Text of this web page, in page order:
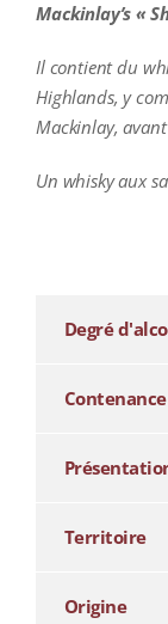
Mackinlay’s «
Il contient du
Highlands, y
Mackinlay,
Un whisky aux
Degré
Contenance
Territoire
Origine